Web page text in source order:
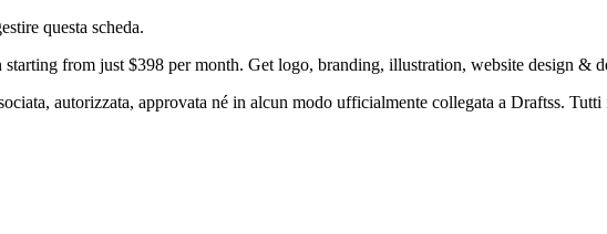
questa scheda.
from just $398 per month. Get logo, branding, illustration, website design &
autorizzata, approvata né in alcun modo ufficialmente collegata a Draftss.